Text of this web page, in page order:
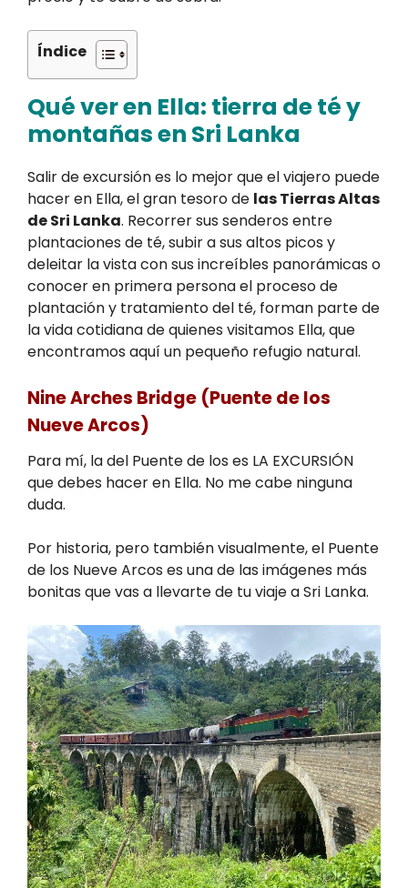
Índice
Qué ver en Ella: tierra de té y
montañas en Sri Lanka
Salir de excursión es lo mejor que el viajero puede
hacer en Ella, el gran tesoro de las Tierras Altas
de Sri Lanka. Recorrer sus senderos entre
plantaciones de té, subir a sus altos picos y
deleitar la vista con sus increíbles panorámicas o
conocer en primera persona el proceso de
plantación y tratamiento del té, forman parte de
la vida cotidiana de quienes visitamos Ella, que
encontramos aquí un pequeño refugio natural.
Nine Arches Bridge (Puente de los
Nueve Arcos)
Para mí, la del Puente de los es LA EXCURSIÓN
que debes hacer en Ella. No me cabe ninguna
duda.
Por historia, pero también visualmente, el Puente
de los Nueve Arcos es una de las imágenes más
bonitas que vas a llevarte de tu viaje a Sri Lanka.